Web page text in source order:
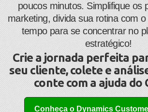
poucos minutos. ​Simplifique os
marketing, divida sua rotina com
tempo para se concentrar no
estratégico!
Crie a jornada perfeita
seu cliente, colete e
conte com a ajuda do
Conheça o Dynamics